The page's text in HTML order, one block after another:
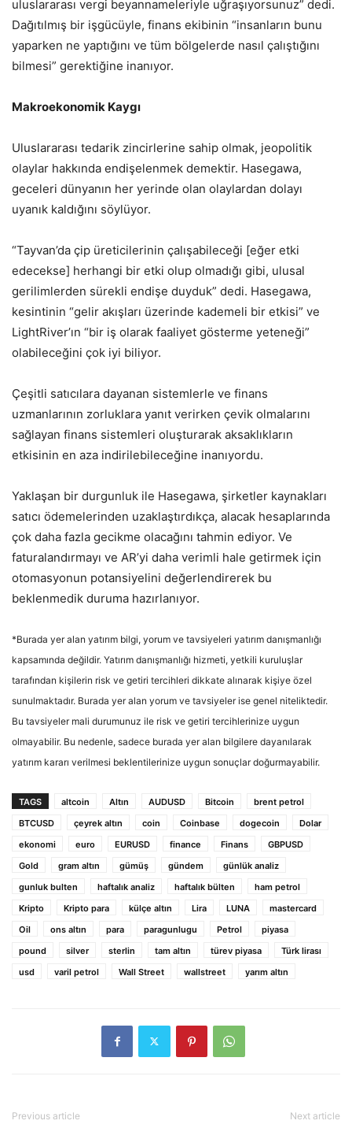
uluslararası vergi beyannameleriyle uğraşıyorsunuz” dedi.
Dağıtılmış bir işgücüyle, finans ekibinin “insanların bunu
yaparken ne yaptığını ve tüm bölgelerde nasıl çalıştığını
bilmesi” gerektiğine inanıyor.
Makroekonomik Kaygı
Uluslararası tedarik zincirlerine sahip olmak, jeopolitik
olaylar hakkında endişelenmek demektir. Hasegawa,
geceleri dünyanın her yerinde olan olaylardan dolayı
uyanık kaldığını söylüyor.
“Tayvan’da çip üreticilerinin çalışabileceği [eğer etki
edecekse] herhangi bir etki olup olmadığı gibi, ulusal
gerilimlerden sürekli endişe duyduk” dedi. Hasegawa,
kesintinin “gelir akışları üzerinde kademeli bir etkisi” ve
LightRiver’ın “bir iş olarak faaliyet gösterme yeteneği”
olabileceğini çok iyi biliyor.
Çeşitli satıcılara dayanan sistemlerle ve finans
uzmanlarının zorluklara yanıt verirken çevik olmalarını
sağlayan finans sistemleri oluşturarak aksaklıkların
etkisinin en aza indirilebileceğine inanıyordu.
Yaklaşan bir durgunluk ile Hasegawa, şirketler kaynakları
satıcı ödemelerinden uzaklaştırdıkça, alacak hesaplarında
çok daha fazla gecikme olacağını tahmin ediyor. Ve
faturalandırmayı ve AR’yi daha verimli hale getirmek için
otomasyonun potansiyelini değerlendirerek bu
beklenmedik duruma hazırlanıyor.
*Burada yer alan yatırım bilgi, yorum ve tavsiyeleri yatırım danışmanlığı
kapsamında değildir. Yatırım danışmanlığı hizmeti, yetkili kuruluşlar
tarafından kişilerin risk ve getiri tercihleri dikkate alınarak kişiye özel
sunulmaktadır. Burada yer alan yorum ve tavsiyeler ise genel niteliktedir.
Bu tavsiyeler mali durumunuz ile risk ve getiri tercihlerinize uygun
olmayabilir. Bu nedenle, sadece burada yer alan bilgilere dayanılarak
yatırım kararı verilmesi beklentilerinize uygun sonuçlar doğurmayabilir.
TAGS altcoin Altın AUDUSD Bitcoin
brent petrol
BTCUSD
çeyrek altın coin Coinbase dogecoin
Dolar
ekonomi
euro EURUSD finance Finans
GBPUSD
Gold
gram altın gümüş gündem
günlük analiz
gunluk bulten
haftalık analiz haftalık bülten
ham petrol
Kripto
Kripto para külçe altın Lira LUNA
mastercard
Oil
ons altın para paragunlugu Petrol
piyasa
pound
silver sterlin tam altın türev piyasa
Türk lirası
usd
varil petrol Wall Street wallstreet yarım altın
Previous article Next article